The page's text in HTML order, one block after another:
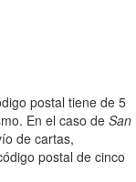
postal tiene de 5
En el caso de San
de cartas,
postal de cinco